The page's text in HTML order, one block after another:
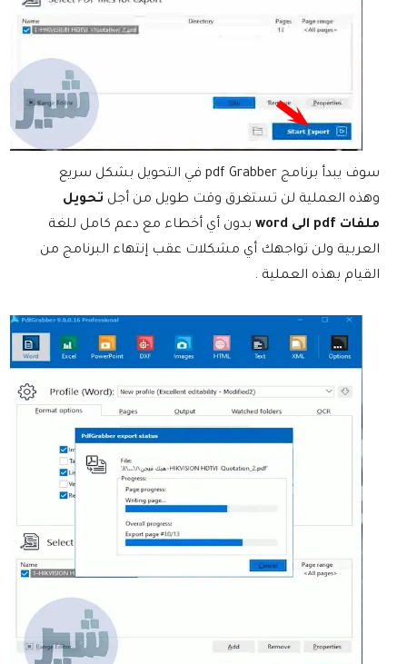
سوف يبدأ برنامج pdf Grabber في التحويل بشكل سريع
وهذه العملية لن تستغرق وقت طويل من أجلتحويل
ملفات pdf الى word
بدون أي أخطاء مع دعم كامل للغة
العربية ولن تواجهك أي مشكلات عقب إنتهاء البرنامج من
القيام بهذه العملية .